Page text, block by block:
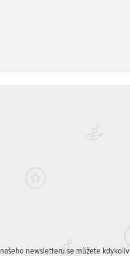
newsletteru se můžete kdykoliv